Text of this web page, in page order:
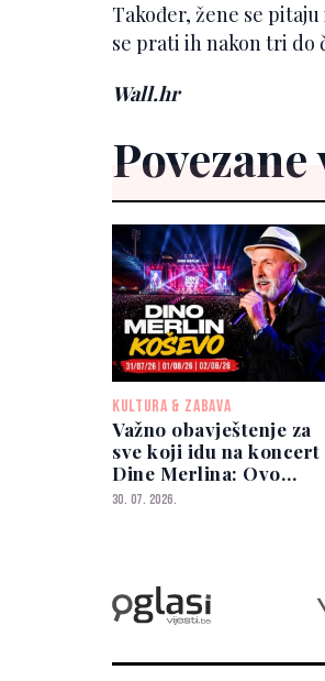
Također, žene se
se prati ih nakon tri do
Wall.hr
KULTURA & ZABAVA
Važno obavještenje za
sve koji idu na koncert
Dine Merlina: Ovo
morate znati prije
30. 07. 2026.